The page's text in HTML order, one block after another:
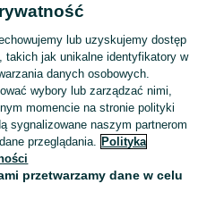
jest już dostępne
lub uzyskujemy dostęp
takich jak unikalne identyfikatory w
danych osobowych.
wybory lub zarządzać nimi,
momencie na stronie polityki
sygnalizowane naszym partnerom
przeglądania. Polityka
przetwarzamy dane w celu